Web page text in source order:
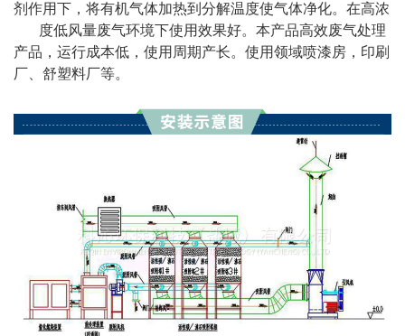
剂作用下，将有机气体加热到分解温度使气体净化。在高浓
度低风量废气环境下使用效果好。本产品高效废气处理
产品，运行成本低，使用周期产长。使用领域喷漆房，印刷
厂、舒塑料厂等。